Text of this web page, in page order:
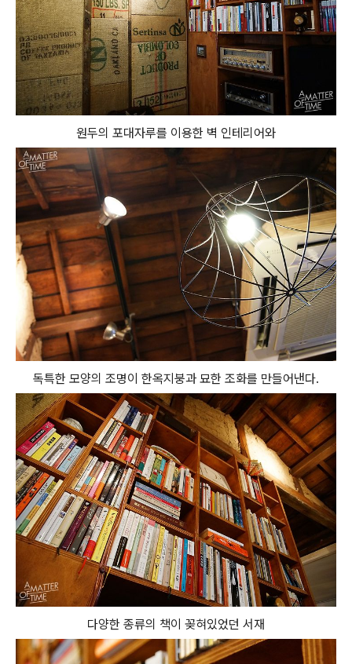
원두의 포대자루를 이용한 벽 인테리어와
독특한 모양의 조명이 한옥지붕과 묘한 조화를 만들어낸다.
다양한 종류의 책이 꽂혀있었던 서재